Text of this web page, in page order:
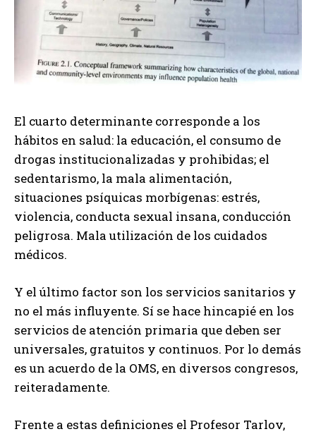
El cuarto determinante corresponde a los
hábitos en salud: la educación, el consumo de
drogas institucionalizadas y prohibidas; el
sedentarismo, la mala alimentación,
situaciones psíquicas morbígenas: estrés,
violencia, conducta sexual insana, conducción
peligrosa. Mala utilización de los cuidados
médicos.
Y el último factor son los servicios sanitarios y
no el más influyente. Sí se hace hincapié en los
servicios de atención primaria que deben ser
universales, gratuitos y continuos. Por lo demás
es un acuerdo de la OMS, en diversos congresos,
reiteradamente.
Frente a estas definiciones el Profesor Tarlov,